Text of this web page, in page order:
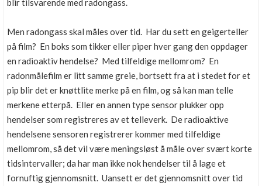
blir tilsvarende med radongass.
Men radongass skal måles over tid. Har du sett en geigerteller
på film? En boks som tikker eller piper hver gang den oppdager
en radioaktiv hendelse? Med tilfeldige mellomrom? En
radonmålefilm er litt samme greie, bortsett fra at i stedet for et
pip blir det er knøttlite merke på en film, og så kan man telle
merkene etterpå. Eller en annen type sensor plukker opp
hendelser som registreres av et telleverk. De radioaktive
hendelsene sensoren registrerer kommer med tilfeldige
mellomrom, så det vil være meningsløst å måle over svært korte
tidsintervaller; da har man ikke nok hendelser til å lage et
fornuftig gjennomsnitt. Uansett er det gjennomsnitt over tid